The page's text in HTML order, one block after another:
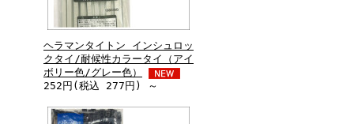
ヘラマンタイトン インシュロッ
クタイ/耐候性カラータイ（アイ
ボリー色/グレー色）
252円(税込 277円) ～